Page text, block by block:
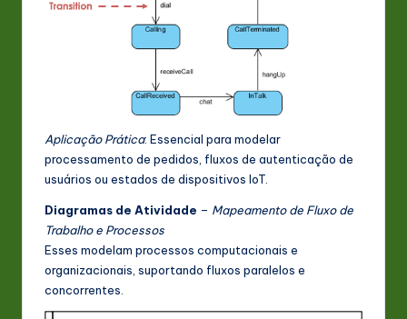
Aplicação Prática: Essencial para modelar
processamento de pedidos, fluxos de autenticação de
usuários ou estados de dispositivos IoT.
Diagramas de Atividade – Mapeamento de Fluxo de
Trabalho e Processos
Esses modelam processos computacionais e
organizacionais, suportando fluxos paralelos e
concorrentes.